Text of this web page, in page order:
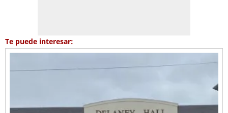
Te puede interesar: